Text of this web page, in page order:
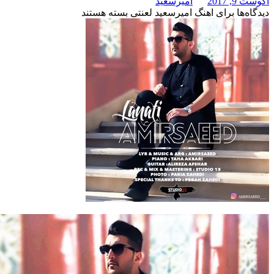
برای اهنگ امیرسعید لعنتیبسته هستند